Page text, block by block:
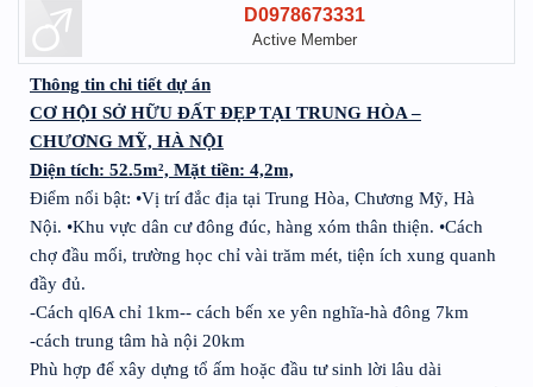
D0978673331
Active Member
Thông tin chi tiết dự án
CƠ HỘI SỞ HỮU ĐẤT ĐẸP TẠI TRUNG HÒA –
CHƯƠNG MỸ, HÀ NỘI
Diện tích: 52.5m², Mặt tiền: 4,2m,
Điểm nổi bật: •Vị trí đắc địa tại Trung Hòa, Chương Mỹ, Hà
Nội. •Khu vực dân cư đông đúc, hàng xóm thân thiện. •Cách
chợ đầu mối, trường học chỉ vài trăm mét, tiện ích xung quanh
đầy đủ.
-Cách ql6A chỉ 1km-- cách bến xe yên nghĩa-hà đông 7km
-cách trung tâm hà nội 20km
Phù hợp để xây dựng tổ ấm hoặc đầu tư sinh lời lâu dài